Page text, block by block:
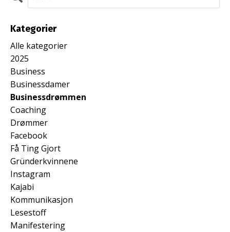
Kategorier
Alle kategorier
2025
Business
Businessdamer
Businessdrømmen
Coaching
Drømmer
Facebook
Få Ting Gjort
Gründerkvinnene
Instagram
Kajabi
Kommunikasjon
Lesestoff
Manifestering